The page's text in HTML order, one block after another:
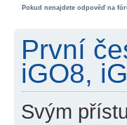
Pokud nenajdete odpověď na
První
iGO8,
Svým